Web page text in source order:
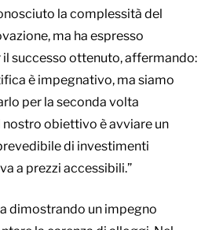
la complessità del
ma ha espresso
successo ottenuto, affermando:
è impegnativo, ma siamo
per la seconda volta
nostro obiettivo è avviare un
di investimenti
a prezzi accessibili.”
dimostrando un impegno